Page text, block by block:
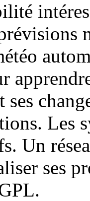
ses
Les
Un
ses